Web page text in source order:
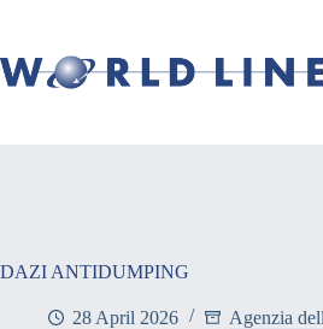
DAZI ANTIDUMPING
28 April 2026 Agenzia